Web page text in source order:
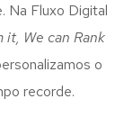
Na Fluxo Digital
it, We can Rank
o
recorde.